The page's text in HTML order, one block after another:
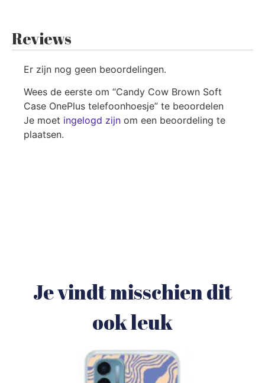
Reviews
Er zijn nog geen beoordelingen.
Wees de eerste om “Candy Cow Brown Soft
Case OnePlus telefoonhoesje” te beoordelen
Je moet ingelogd zijn om een beoordeling te
plaatsen.
Je vindt misschien dit
ook leuk